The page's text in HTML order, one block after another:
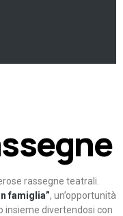
rassegne teatrali.
famiglia”, un’opportunità
insieme divertendosi con